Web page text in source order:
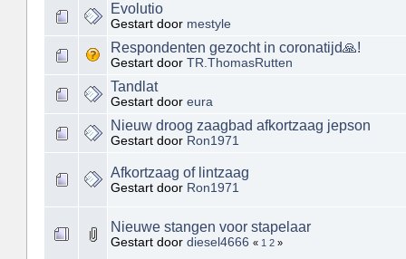
Evolutio
Gestart door mestyle
Respondenten gezocht in coronatijd🙏!
Gestart door TR.ThomasRutten
Tandlat
Gestart door eura
Nieuw droog zaagbad afkortzaag jepson
Gestart door Ron1971
Afkortzaag of lintzaag
Gestart door Ron1971
Nieuwe stangen voor stapelaar
Gestart door diesel4666 « 1 2 »